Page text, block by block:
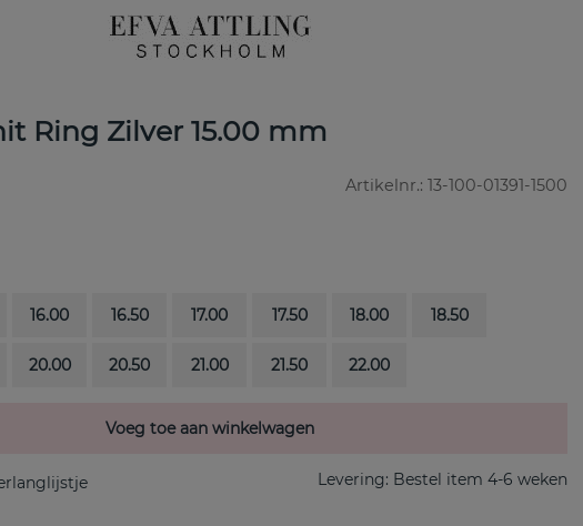
Ring Zilver 15.00 mm
Artikelnr.: 13-100-01391-1500
16.00 16.50 17.00 17.50 18.00 18.50
20.00 20.50 21.00 21.50 22.00
Voeg toe aan winkelwagen
Levering: Bestel item 4-6 weken